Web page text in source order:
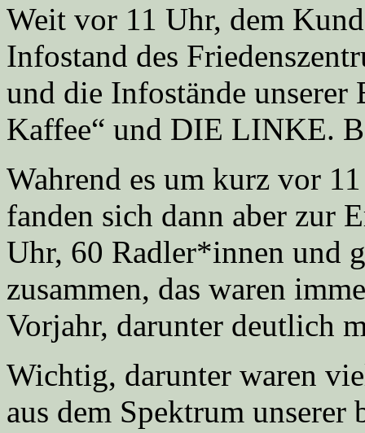
Weit vor 11 Uhr, dem
Infostand des
und die Infostände unserer
Kaffee“ und DIE LINKE.
Wahrend es um kurz vor
fanden sich dann aber zur
Uhr, 60 Radler*innen und
zusammen, das waren
Vorjahr, darunter deutlich
Wichtig, darunter waren
aus dem Spektrum unserer